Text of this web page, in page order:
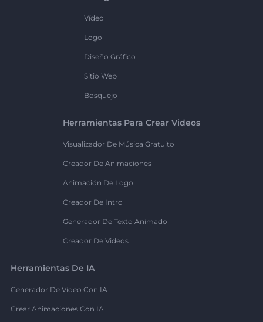
Vídeo
Logo
Diseño Gráfico
Sitio Web
Bosquejo
Herramientas Para Crear Videos
Visualizador De Música Gratuito
Creador De Animaciones
Animación De Logo
Creador De Intro
Generador De Texto Animado
Creador De Videos
Herramientas De IA
Generador De Video Con IA
Crear Animaciones Con IA